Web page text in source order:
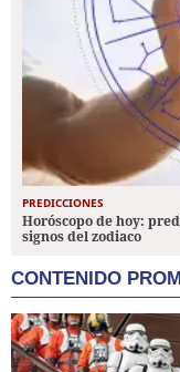
PREDICCIONES
Horóscopo de hoy:
signos del zodiaco
CONTENIDO